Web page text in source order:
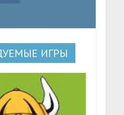
ИГРЫ